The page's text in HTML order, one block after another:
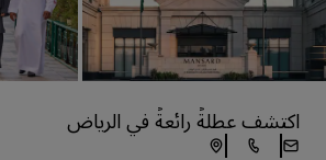
اكتشف عطلةً رائعةً في الرياض